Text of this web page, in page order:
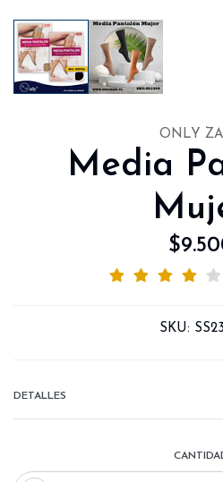
ONLY
Media
SKU:
DETALLES